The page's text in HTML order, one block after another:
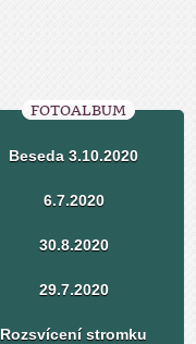
FOTOALBUM
Beseda 3.10.2020
6.7.2020
30.8.2020
29.7.2020
Rozsvícení stromku